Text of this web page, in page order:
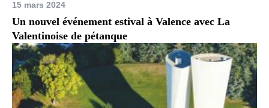
15 mars 2024
Un nouvel événement estival à Valence avec La
Valentinoise de pétanque